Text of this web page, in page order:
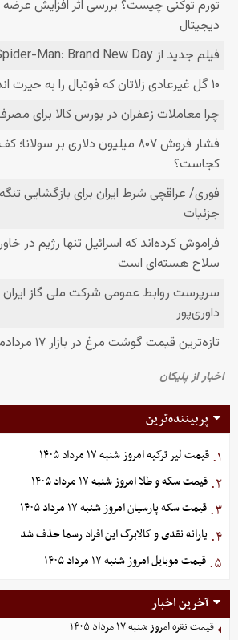
پربیننده‌ترین
۱. قیمت لیر ترکیه امروز شنبه ۱۷ مرداد ۱۴۰۵
۲. قیمت سکه و طلا امروز شنبه ۱۷ مرداد ۱۴۰۵
۳. قیمت سکه پارسیان امروز شنبه ۱۷ مرداد ۱۴۰۵
۴. یارانه نقدی و کالابرگ این افراد رسما حذف شد
۵. قیمت موبایل‌ امروز شنبه ۱۷ مرداد ۱۴۰۵
آخرین اخبار
قیمت نقره امروز شنبه ۱۷ مرداد ۱۴۰۵